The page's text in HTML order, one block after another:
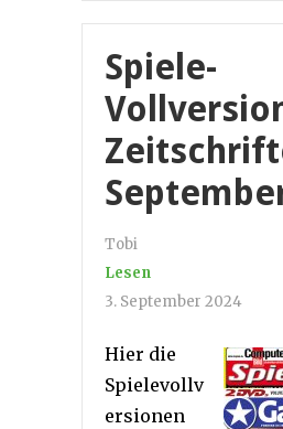
Spiele-
Tobi
Lesen
3. September 2024
Hier die
Spielevollv
ersionen